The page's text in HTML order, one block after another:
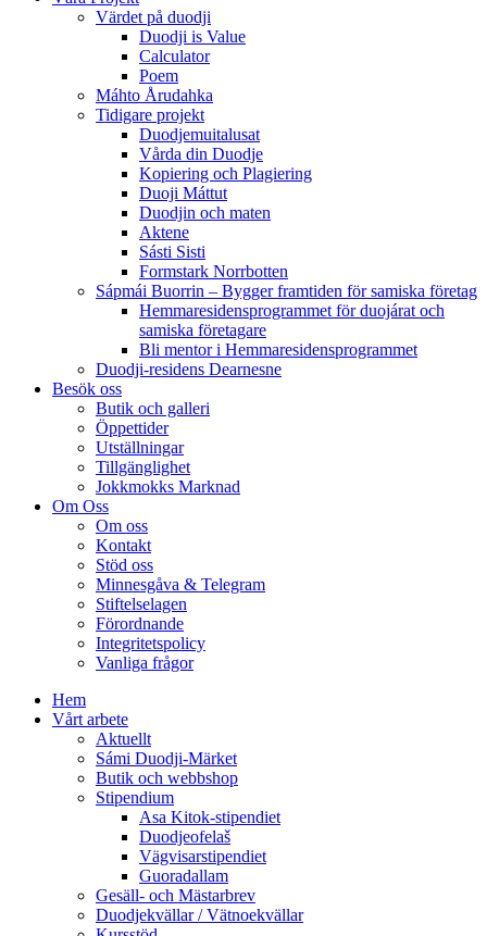
Värdet på duodji​
Duodji is Value
Calculator
Poem
Máhto Årudahka
Tidigare projekt
Duodjemuitalusat
Vårda din Duodje
Kopiering och Plagiering
Duoji Máttut
Duodjin och maten
Aktene
Sásti Sisti
Formstark Norrbotten
Sápmái Buorrin – Bygger framtiden för samiska företag
Hemmaresidensprogrammet för duojárat och
samiska företagare​
Bli mentor i Hemmaresidensprogrammet
Duodji-residens Dearnesne
Besök oss
Butik och galleri
Öppettider
Utställningar
Tillgänglighet
Jokkmokks Marknad
Om Oss
Om oss
Kontakt
Stöd oss
Minnesgåva & Telegram
Stiftelselagen
Förordnande
Integritetspolicy
Vanliga frågor
Hem
Vårt arbete
Aktuellt
Sámi Duodji-Märket
Butik och webbshop
Stipendium
Asa Kitok-stipendiet
Duodjeofelaš
Vägvisarstipendiet
Guoradallam
Gesäll- och Mästarbrev
Duodjekvällar / Vätnoekvällar